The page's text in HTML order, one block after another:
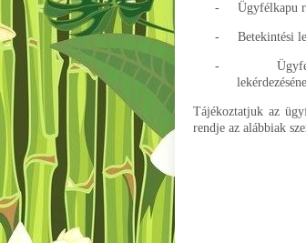
-
Ügyfélkapu
- Betekintési
-
Tájékoztatjuk az
rendje az alábbiak